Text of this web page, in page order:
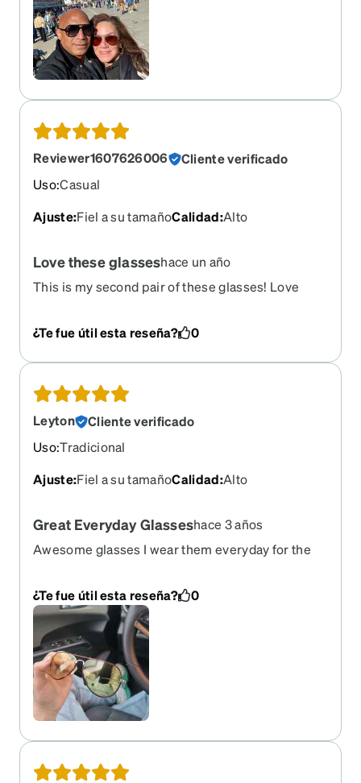
Reviewer1607626006
Cliente verificado
Uso:Casual
Ajuste:Fiel a su tamañoCalidad:Alto
Love these glasseshace un año
This is my second pair of these glasses! Love
¿Te fue útil esta reseña?
0
Leyton
Cliente verificado
Uso:Tradicional
Ajuste:Fiel a su tamañoCalidad:Alto
Great Everyday Glasseshace 3 años
Awesome glasses I wear them everyday for the
tortiseshell. You have to get a tint so I got the light
yellow fashion tint with the cheaper lenses.
They're holding up really well and the yellow tint
is really great. Top line of the glasses, the
eyebrow part, is dead straight which is cool. Very
glad I bought them. Great for wider faces aswell.
¿Te fue útil esta reseña? 0